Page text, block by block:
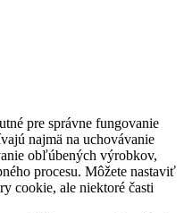
pre správne fungovanie
najmä na uchovávanie
obľúbených výrobkov,
procesu. Môžete nastaviť
cookie, ale niektoré časti